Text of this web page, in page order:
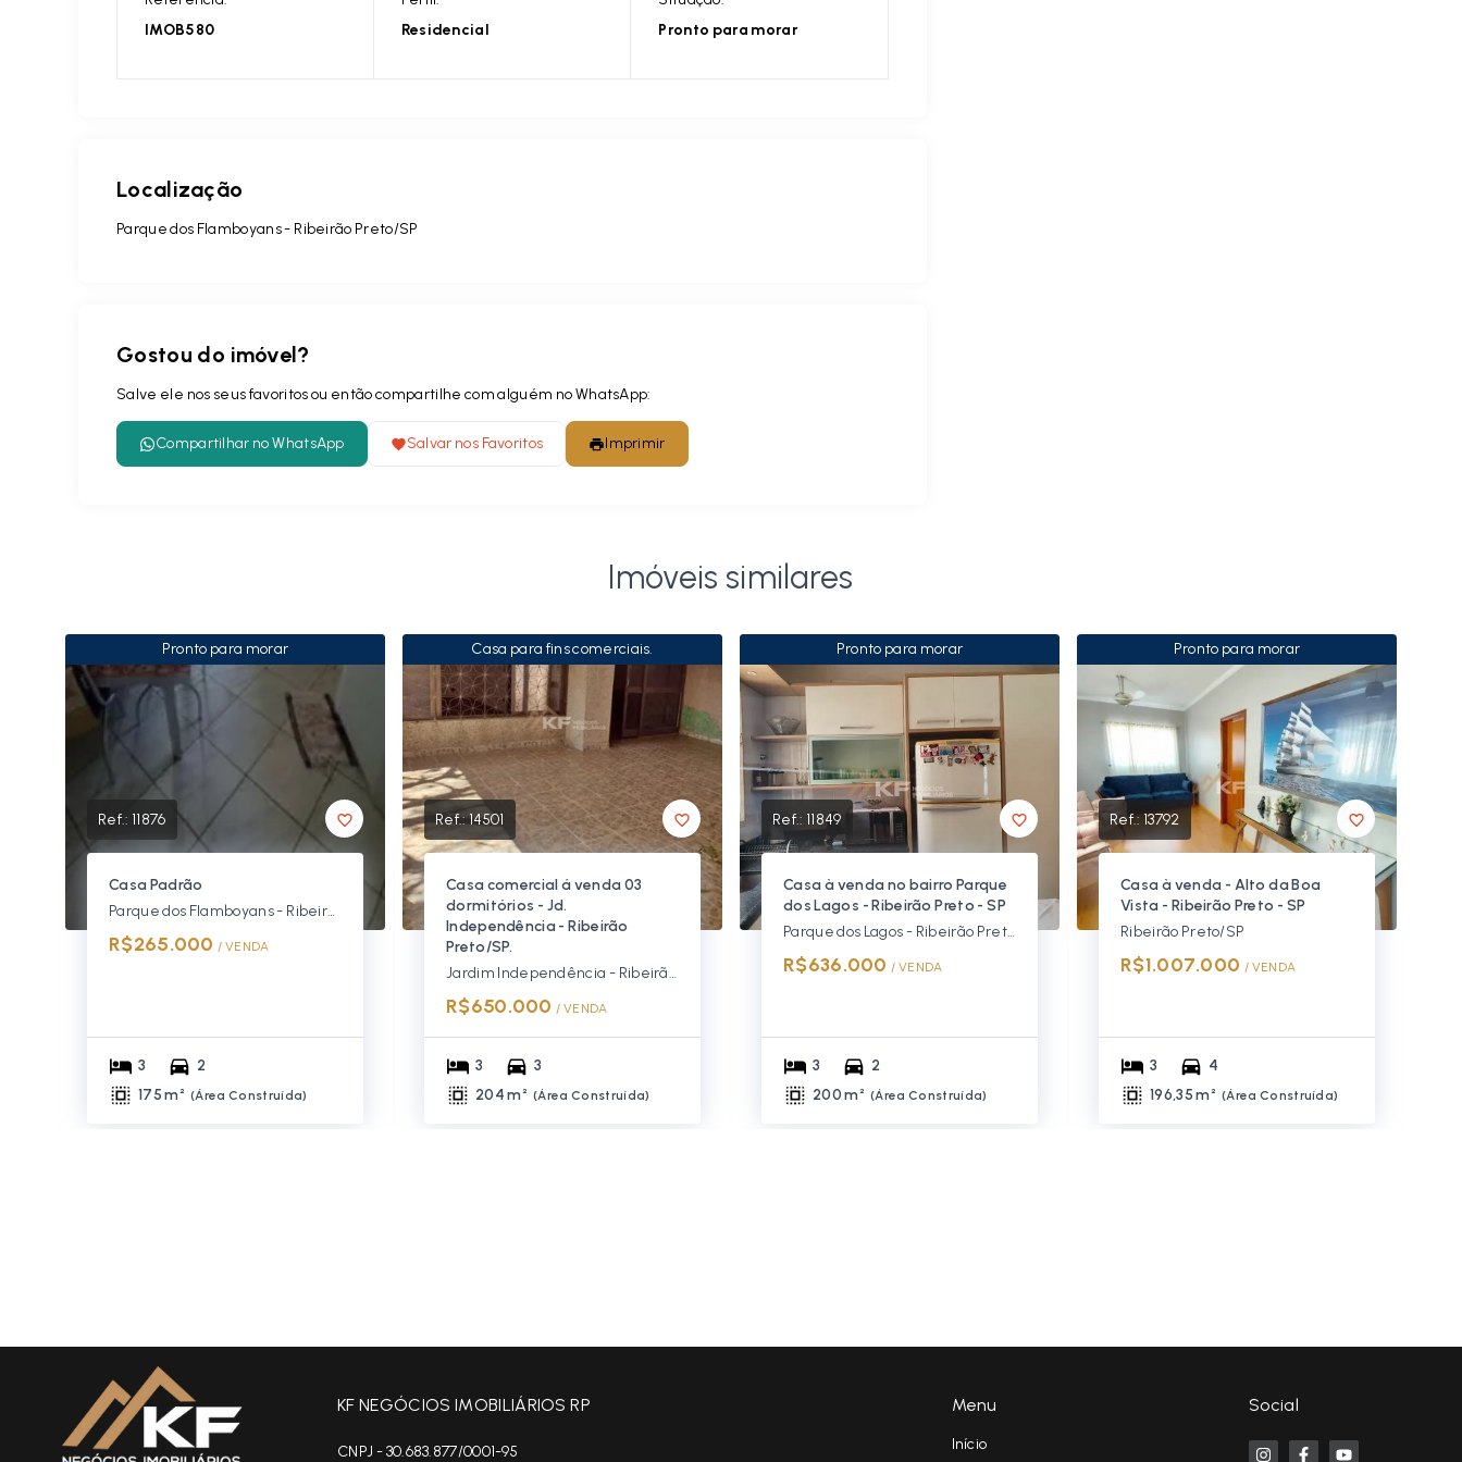
IMOB580
Residencial
Pronto para morar
Localização
Parque dos Flamboyans - Ribeirão Preto/SP
Gostou do imóvel?
Salve ele nos seus favoritos ou então compartilhe com alguém no WhatsApp:
Compartilhar no WhatsApp Salvar nos Favoritos Imprimir
Imóveis similares
Pronto para morar
Ref.: 11876
Casa Padrão
Parque dos Flamboyans - Ribeirão Preto/SP
R$265.000 / VENDA
3
2
175 m² (Área Construída)
Casa para fins comerciais.
Ref.:14501
Casa comercial á venda 03
dormitórios - Jd.
Independência - Ribeirão
Preto/SP.
Jardim Independência - Ribeirão Preto/SP
R$650.000 / VENDA
3
3
204 m² (Área Construída)
Pronto para morar
Ref.: 11849
Casa à venda no bairro Parque
dos Lagos - Ribeirão Preto - SP
Parque dos Lagos - Ribeirão Preto/SP
R$636.000 / VENDA
3
2
200 m² (Área Construída)
Pronto para morar
Ref.:13792
Casa à venda - Alto da Boa
Vista - Ribeirão Preto - SP
Ribeirão Preto/SP
R$1.007.000 / VENDA
3
4
196,35 m² (Área Construída)
KF NEGÓCIOS IMOBILIÁRIOS RP
CNPJ - 30.683.877/0001-95
Menu
Início
Social